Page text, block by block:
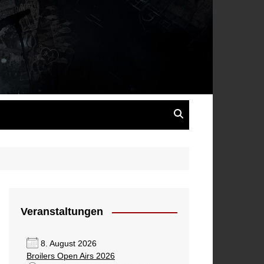
Veranstaltungen
8. August 2026
Broilers Open Airs 2026